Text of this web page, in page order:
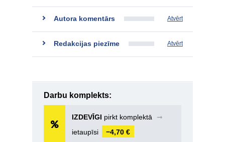
Autora komentārs Atvērt
Redakcijas piezīme Atvērt
Darbu komplekts:
IZDEVĪGI pirkt komplektā
➞
ietaupīsi
−4,70 €